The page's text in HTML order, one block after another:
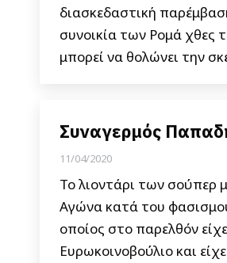
διασκεδαστική
συνοικία των Ρομά χθες
μπορεί να θολώνει την
Συναγερμός
11/04/2020
Το λιοντάρι των σούπερ
Αγώνα κατά του
οποίος στο παρελθόν
Ευρωκοινοβούλιο και